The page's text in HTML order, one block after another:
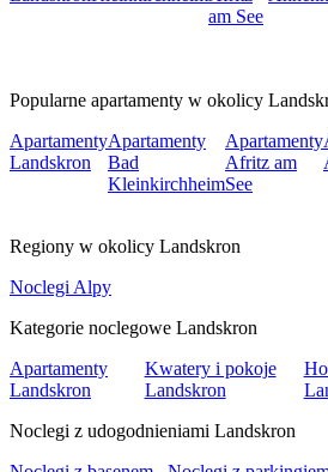
am See
Popularne apartamenty w okolicy
Apartamenty
Landskron
Apartamenty
Bad
Kleinkirchheim
Apartamenty
Afritz am
See
Regiony w okolicy Landskron
Noclegi Alpy
Kategorie noclegowe Landskron
Apartamenty
Landskron
Kwatery i pokoje
Landskron
Noclegi z udogodnieniami Landskron